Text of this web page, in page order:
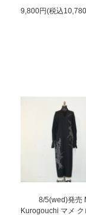
9,800円(税込
8/5(wed)発売
Kurogouchi マメ ク